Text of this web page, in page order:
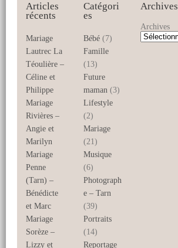
Articles
récents
Mariage
Lautrec La
Téoulière –
Céline et
Philippe
Mariage
Rivières –
Angie et
Marilyn
Mariage
Penne
(Tarn) –
Bénédicte
et Marc
Mariage
Sorèze –
Lizzy et
Catégori
es
Bébé(7)
Famille
(13)
Future
maman(3)
Lifestyle
(2)
Mariage
(21)
Musique
(6)
Photograph
e – Tarn
(39)
Portraits
(14)
Reportage
Archives
Archives